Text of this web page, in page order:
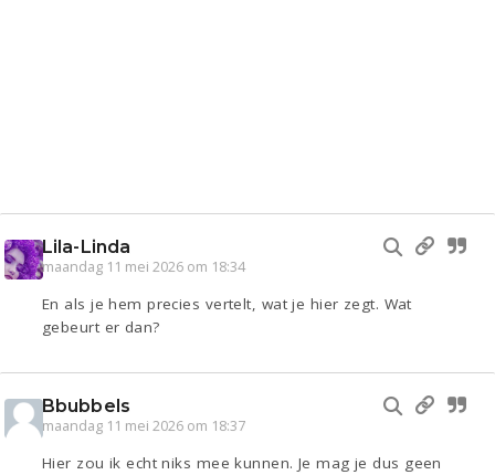
Lila-Linda
maandag 11 mei 2026 om 18:34
En als je hem precies vertelt, wat je hier zegt. Wat
gebeurt er dan?
Bbubbels
maandag 11 mei 2026 om 18:37
Hier zou ik echt niks mee kunnen. Je mag je dus geen